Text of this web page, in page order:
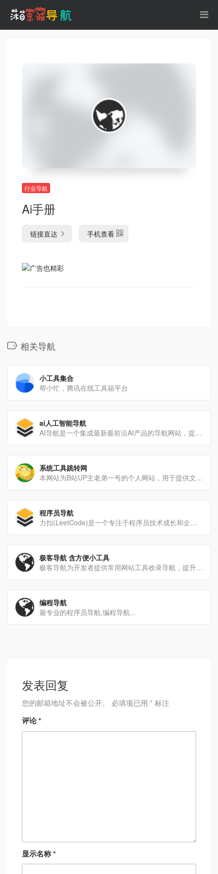
行业导航
Ai手册
链接直达 手机查看
相关导航
小工具集合
帮小忙，腾讯在线工具箱平台
ai人工智能导航
AI导航是一个集成最新最前沿AI产品的导航网站，提供丰富、多样化的AI产品信息和服务，为用户带来更便捷、高效、[…]
系统工具跳转网
本网站为B站UP主老弟一号的个人网站，用于提供文件下载与一些跳转服务
程序员导航
力扣(LeetCode)是一个专注于程序员技术成长和企业技术人才服务的品牌。源自美国硅谷,力扣为全球程序员提供[…]
极客导航 含方便小工具
极客导航为开发者提供常用网站工具收录导航，提升开发效率，这里是开发者的手册目录。
编程导航
最专业的程序员导航,编程导航...
发表回复
您的邮箱地址不会被公开。 必填项已用 * 标注
评论*
显示名称*